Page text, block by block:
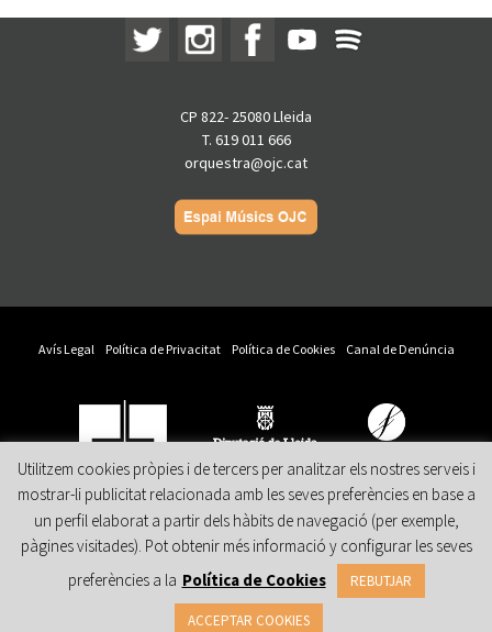
CP 822- 25080 Lleida
T. 619 011 666
orquestra@ojc.cat
Amb el suport
Avís Legal Política de Privacitat Política de Cookies Canal de Denúncia
Utilitzem cookies pròpies i de tercers per analitzar els nostres serveis i
mostrar-li publicitat relacionada amb les seves preferències en base a
un perfil elaborat a partir dels hàbits de navegació (per exemple,
pàgines visitades). Pot obtenir més informació y configurar les seves
preferències a la Política de Cookies REBUTJAR
ACCEPTAR COOKIES